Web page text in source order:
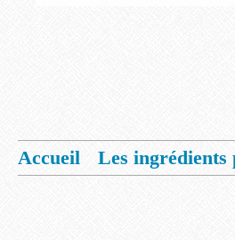
Accueil
Les